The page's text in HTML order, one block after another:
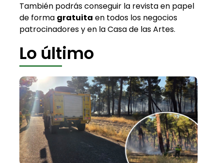
También podrás conseguir la revista en papel
de forma gratuita en todos los negocios
patrocinadores y en la Casa de las Artes.
Lo último